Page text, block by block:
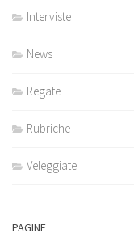
Interviste
News
Regate
Rubriche
Veleggiate
PAGINE